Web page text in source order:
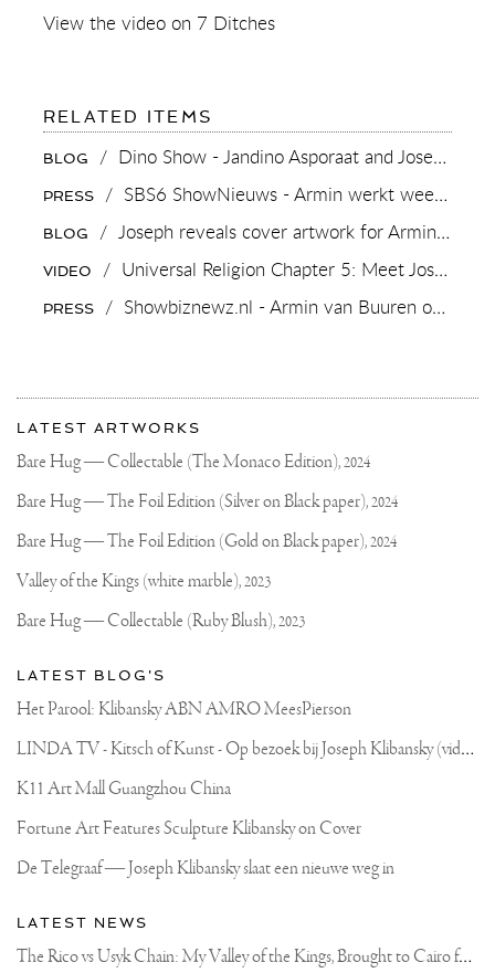
JOSEPH
KLIBANSKY,
View the video on 7 Ditches
RELATED ITEMS
7
DITCHES
PROFILE
JOSEPH
KLIBANSKY,
CONTEMPORARY
ARTIST
BLOG / Dino Show - Jandino Asporaat and Joseph Klibansky
PRESS / SBS6 ShowNieuws - Armin werkt weer met Joseph Klibansky
BLOG / Joseph reveals cover artwork for Armin van Buuren UR7
VIDEO / Universal Religion Chapter 5: Meet Joseph Klibansky, new media artist
PRESS / Showbiznewz.nl - Armin van Buuren onthult albumcover door Joseph Klibansky
More
about
Joseph
Klibansky
Most
recent
updates
Joseph
Official
Website
LATEST ARTWORKS
Bare Hug — Collectable (The Monaco Edition),2024
Bare Hug — The Foil Edition (Silver on Black paper),2024
Bare Hug — The Foil Edition (Gold on Black paper),2024
Valley of the Kings (white marble),2023
Bare Hug — Collectable (Ruby Blush),2023
LATEST BLOG'S
Het Parool: Klibansky ABN AMRO MeesPierson
L
INDA TV - Kitsch of Kunst - Op bezoek bij Joseph Klibansky (video)
K11 Art Mall Guangzhou China
Fortune Art Features Sculpture Klibansky on Cover
De Telegraaf — Joseph Klibansky slaat een nieuwe weg in
LATEST NEWS
T
he Rico vs Usyk Chain: My Valley of the Kings, Brought to Cairo for Glory in Giza